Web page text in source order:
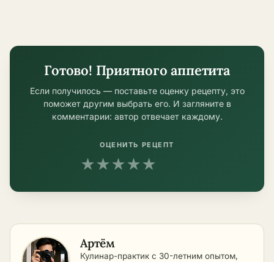
Готово! Приятного аппетита
Если получилось — поставьте оценку рецепту, это
поможет другим выбрать его. И загляните в
комментарии: автор отвечает каждому.
ОЦЕНИТЬ РЕЦЕПТ
★★★★★
Артём
Кулинар-практик с 30-летним опытом,